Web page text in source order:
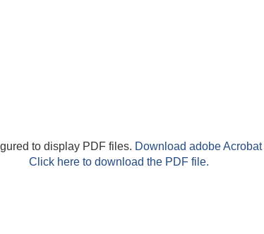
to display PDF files. Download adobe Acrobat
Click here to download the PDF file.